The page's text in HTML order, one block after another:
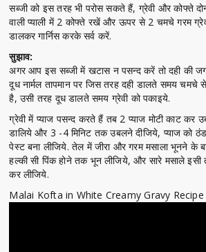
सब्जी को इस तरह भी परोस सकते हैं, ग्रेवी और कोफ्ते
वाली प्याली में 2 कोफ्ते रखें और ऊपर से 2 चमचे गरम
डालकर गार्निस करके सर्व करें.
सुझाव:
अगर आप इस सब्जी में खटास न पसन्द करें तो दही की
दूध नार्मल तापमान पर जिस तरह दही डालते समय चमचे
है, उसी तरह दूध डालते समय ग्रेवी को पकाइये.
ग्रेवी में प्याज पसन्द करते हैं तब 2 प्याज मोटी काट कर
डालिये और 3 -4 मिनिट तक उबलने दीजिये, प्याज को
पेस्ट बना लीजिये. तेल में जीरा और गरम मसाला भूनने के
हल्की सी पिंक होने तक भून लीजिये, और सारे मसाले इसी
कर लीजिये.
Malai Kofta in White Creamy Gravy